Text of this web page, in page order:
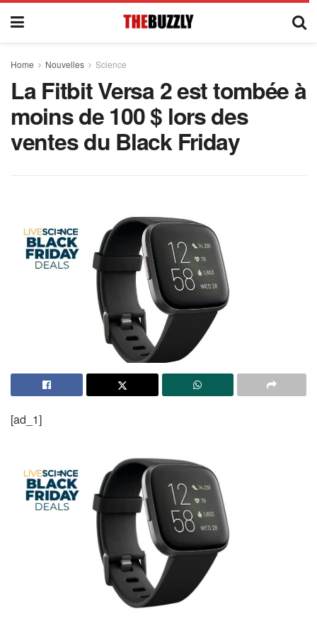
Home Nouvelles Science
La Fitbit Versa 2 est tombée à
moins de 100 $ lors des
ventes du Black Friday
[ad_1]